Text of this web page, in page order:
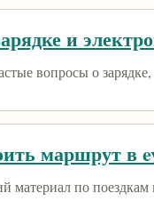
и
вопросы о
маршрут в
материал по